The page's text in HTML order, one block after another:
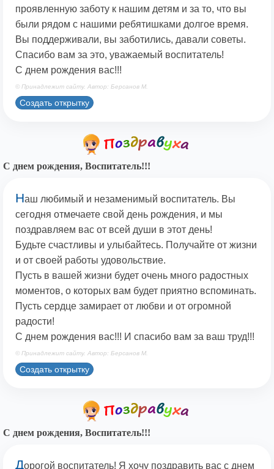
проявленную заботу к нашим детям и за то, что вы
были рядом с нашими ребятишками долгое время.
Вы поддерживали, вы заботились, давали советы.
Спасибо вам за это, уважаемый воспитатель!
С днем рождения вас!!!
© Принадлежит сайту. Автор: Берсанов М.
Создать открытку
С днем рождения, Воспитатель!!!
Наш любимый и незаменимый воспитатель. Вы
сегодня отмечаете свой день рождения, и мы
поздравляем вас от всей души в этот день!
Будьте счастливы и улыбайтесь. Получайте от жизни
и от своей работы удовольствие.
Пусть в вашей жизни будет очень много радостных
моментов, о которых вам будет приятно вспоминать.
Пусть сердце замирает от любви и от огромной
радости!
С днем рождения вас!!! И спасибо вам за ваш труд!!!
© Принадлежит сайту. Автор: Берсанов М.
Создать открытку
С днем рождения, Воспитатель!!!
Дорогой воспитатель! Я хочу поздравить вас с днем